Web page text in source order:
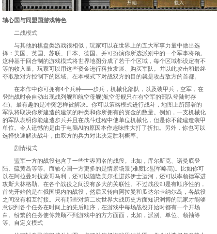
轴心国与同盟国游戏特色
二战模式
与其他的棋盘类游戏很相似，玩家可以在世界上的五大军事力量中做出选
择：美国、英国、苏联、日本、德国。并可扮演你所选派别中的一个军事将领。
这种基于回合制的游戏模式将世界地图分成了若干个区域，每个区域都设定有不
等的收入量。玩家可以用这些资金进行科技发展、购买军队。并以此攻击和最终
夺取敌对方控制下的区域。在本模式下对战双方的目的就是攻占敌方的首都。
在本作中你可拥有4个兵种——步兵，机械化部队，以及装甲兵，空军，在
登陆战时会自动出现战列舰和航空母舰(航空母舰只在有空军的部队登陆时存
在)。最有趣的是冲突怎样被解决。你可以策略模式进行战斗，地图上所部署的
军队将取决你所建造的建筑的种类和你所拥有的资金的数量。例如，一支机械化
的军队表明你能建造步兵并且在战斗过程中使单位机械化，但是你不能建造装甲
单位。令人遗憾的是由于电脑AI的原因本作趣味性大打了折扣。另外，你也可以
选择快速解决战斗，由双方的兵力对比决定胜利概率。
剧情模式
盟军一方的战役包含了一些世界闻名的战役。比如，库尔斯克、诺曼底登
陆、硫黄岛等等。而轴心国一方更多的是情景场景(难度比盟军略高)。比如你可
以在阿拉曼对抗蒙哥马利，还可以随隆美尔推进苏伊士运河，还可以率领德军进
攻斯大林格勒。在各个战役之间没有多大的关联性。不过战役却是有顺序性的，
首先开始的是在俄国境内的战役，然后又转向阿拉曼和瓜达尔卡纳尔岛，各战役
之间没有相互衔接。只有那些对第二次世界大战历史方面知识渊博的玩家才能够
意识到各个任务在时间上的先后顺序，在游戏中每场战役开始时都有一个开场
白。纷繁的任务使你兼顾不到游戏中的方方面面，比如，派别、单位、领袖等
等。自定义模式